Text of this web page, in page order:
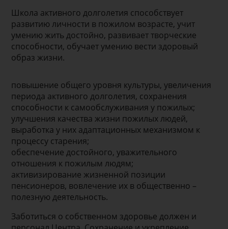
Школа активного долголетия способствует
развитию личности в пожилом возрасте, учит
умению жить достойно, развивает творческие
способности, обучает умению вести здоровый
образ жизни.
повышение общего уровня культуры, увеличения
периода активного долголетия, сохранения
способности к самообслуживания у пожилых;
улучшения качества жизни пожилых людей,
выработка у них адаптационных механизмом к
процессу старения;
обеспечение достойного, уважительного
отношения к пожилым людям;
активизирование жизненной позиции
пенсионеров, вовлечение их в общественно –
полезную деятельность.
Заботиться о собственном здоровье должен и